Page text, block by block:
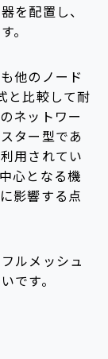
を配置し、
。
他のノード
と比較して耐
ネットワー
ター型であ
用されてい
心となる機
影響する点
ルメッシュ
です。